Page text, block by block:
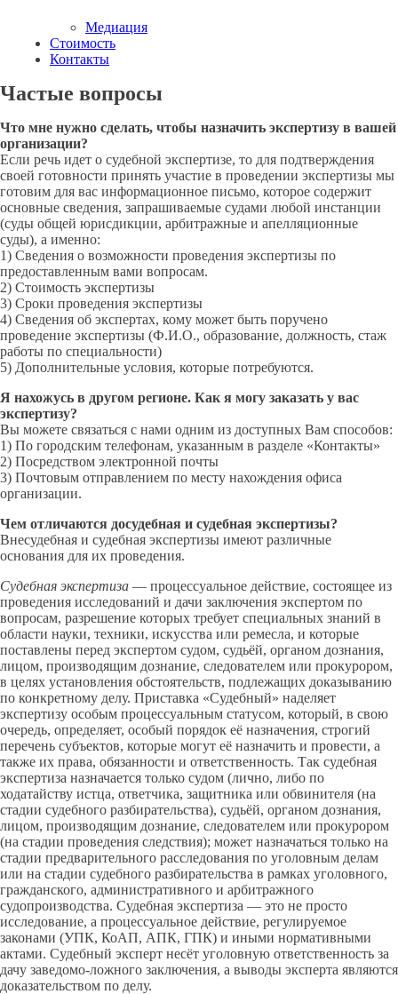
Медиация
Стоимость
Контакты
Частые вопросы
Что мне нужно сделать, чтобы назначить экспертизу в вашей
организации?
Если речь идет о судебной экспертизе, то для подтверждения
своей готовности принять участие в проведении экспертизы мы
готовим для вас информационное письмо, которое содержит
основные сведения, запрашиваемые судами любой инстанции
(суды общей юрисдикции, арбитражные и апелляционные
суды), а именно:
1) Сведения о возможности проведения экспертизы по
предоставленным вами вопросам.
2) Стоимость экспертизы
3) Сроки проведения экспертизы
4) Сведения об экспертах, кому может быть поручено
проведение экспертизы (Ф.И.О., образование, должность, стаж
работы по специальности)
5) Дополнительные условия, которые потребуются.
Я нахожусь в другом регионе. Как я могу заказать у вас
экспертизу?
Вы можете связаться с нами одним из доступных Вам способов:
1) По городским телефонам, указанным в разделе «Контакты»
2) Посредством электронной почты
3) Почтовым отправлением по месту нахождения офиса
организации.
Чем отличаются досудебная и судебная экспертизы?
Внесудебная и судебная экспертизы имеют различные
основания для их проведения.
Судебная экспертиза — процессуальное действие, состоящее из
проведения исследований и дачи заключения экспертом по
вопросам, разрешение которых требует специальных знаний в
области науки, техники, искусства или ремесла, и которые
поставлены перед экспертом судом, судьёй, органом дознания,
лицом, производящим дознание, следователем или прокурором,
в целях установления обстоятельств, подлежащих доказыванию
по конкретному делу. Приставка «Судебный» наделяет
экспертизу особым процессуальным статусом, который, в свою
очередь, определяет, особый порядок её назначения, строгий
перечень субъектов, которые могут её назначить и провести, а
также их права, обязанности и ответственность. Так судебная
экспертиза назначается только судом (лично, либо по
ходатайству истца, ответчика, защитника или обвинителя (на
стадии судебного разбирательства), судьёй, органом дознания,
лицом, производящим дознание, следователем или прокурором
(на стадии проведения следствия); может назначаться только на
стадии предварительного расследования по уголовным делам
или на стадии судебного разбирательства в рамках уголовного,
гражданского, административного и арбитражного
судопроизводства. Судебная экспертиза — это не просто
исследование, а процессуальное действие, регулируемое
законами (УПК, КоАП, АПК, ГПК) и иными нормативными
актами. Судебный эксперт несёт уголовную ответственность за
дачу заведомо-ложного заключения, а выводы эксперта являются
доказательством по делу.